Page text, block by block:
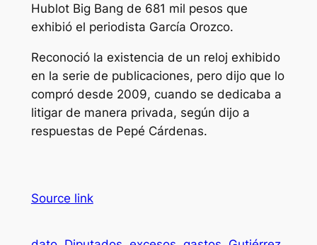
Hublot Big Bang de 681 mil pesos que
exhibió el periodista García Orozco.
Reconoció la existencia de un reloj exhibido
en la serie de publicaciones, pero dijo que lo
compró desde 2009, cuando se dedicaba a
litigar de manera privada, según dijo a
respuestas de Pepé Cárdenas.
Source link